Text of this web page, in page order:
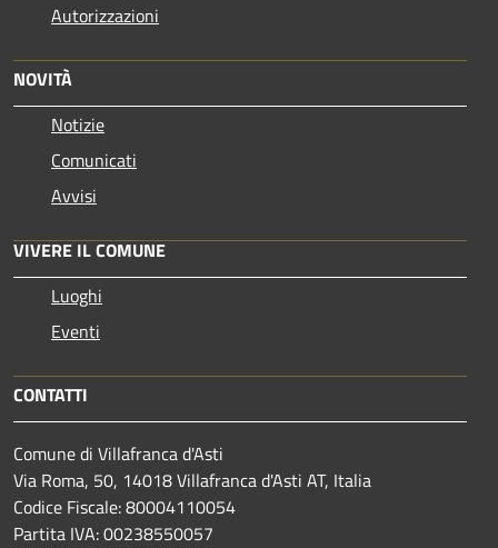
Autorizzazioni
NOVITÀ
Notizie
Comunicati
Avvisi
VIVERE IL COMUNE
Luoghi
Eventi
CONTATTI
Comune di Villafranca d'Asti
Via Roma, 50, 14018 Villafranca d'Asti AT, Italia
Codice Fiscale: 80004110054
Partita IVA: 00238550057